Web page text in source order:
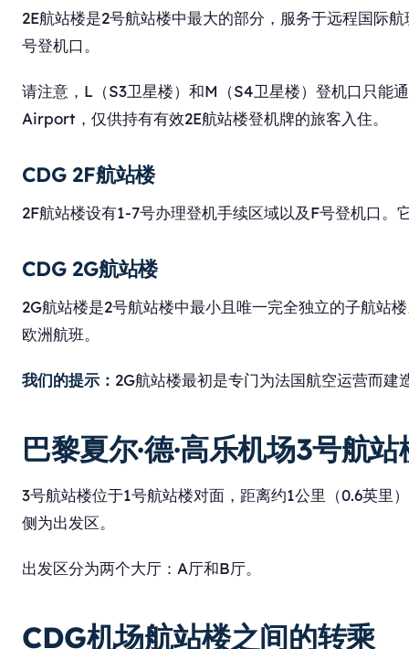
2E航站楼是2号航站楼中最大的部分，服务于远程国际
号登机口。
请注意，L（S3卫星楼）和M（S4卫星楼）登机口只能
Airport，仅供持有有效2E航站楼登机牌的旅客入住。
CDG 2F航站楼
2F航站楼设有1-7号办理登机手续区域以及F号登机口
CDG 2G航站楼
2G航站楼是2号航站楼中最小且唯一完全独立的子航站
欧洲航班。
我们的提示： 2G航站楼最初是专门为法国航空运营而建
巴黎夏尔·德·高乐机场3号航站
3号航站楼位于1号航站楼对面，距离约1公里（0.6英里
侧为出发区。
出发区分为两个大厅：A厅和B厅。
CDG机场航站楼之间的转乘